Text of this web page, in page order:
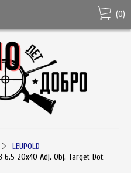
(0)
LEUPOLD
6.5-20x40 Adj. Obj. Target Dot